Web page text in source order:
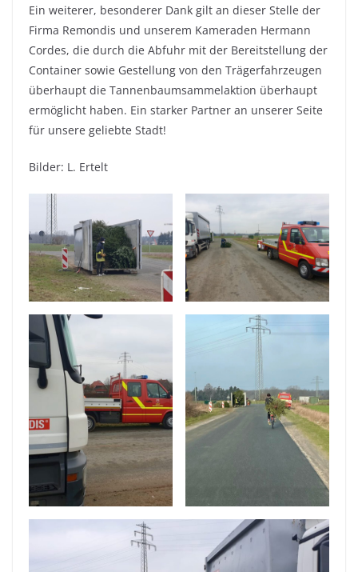
Ein weiterer, besonderer Dank gilt an dieser Stelle der
Firma Remondis und unserem Kameraden Hermann
Cordes, die durch die Abfuhr mit der Bereitstellung der
Container sowie Gestellung von den Trägerfahrzeugen
überhaupt die Tannenbaumsammelaktion überhaupt
ermöglicht haben. Ein starker Partner an unserer Seite
für unsere geliebte Stadt!
Bilder: L. Ertelt